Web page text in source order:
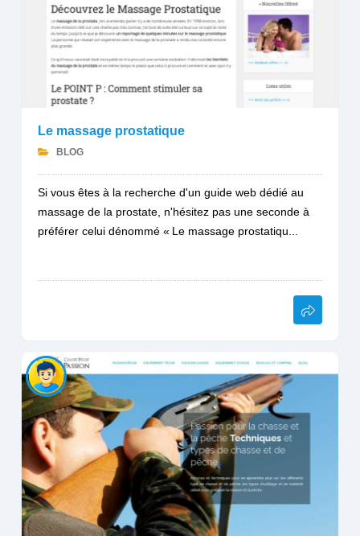
Le massage prostatique
BLOG
Si vous êtes à la recherche d'un guide web dédié au
massage de la prostate, n'hésitez pas une seconde à
préférer celui dénommé « Le massage prostatiqu...